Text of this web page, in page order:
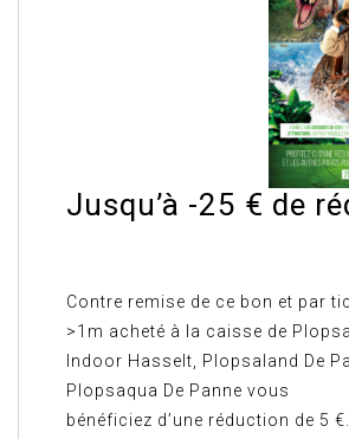
Jusqu’à -25 € de
Contre remise de ce bon et par
>1m acheté à la caisse de
Indoor Hasselt, Plopsaland De
Plopsaqua De Panne vous
bénéficiez d’une réduction de 5